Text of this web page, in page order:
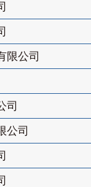
限公司
司
公司